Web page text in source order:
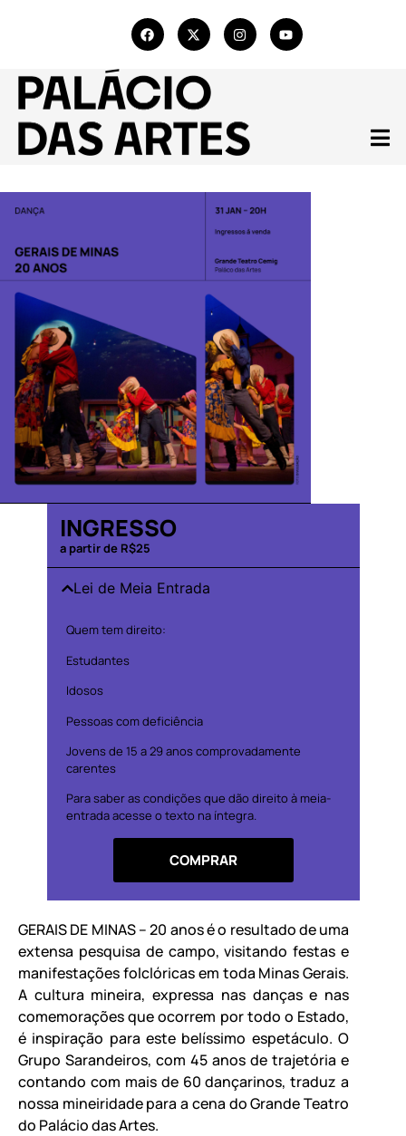
INGRESSO
a partir de R$25
Lei de Meia Entrada
Quem tem direito:
Estudantes
Idosos
Pessoas com deficiência
Jovens de 15 a 29 anos comprovadamente
carentes
Para saber as condições que dão direito à meia-
entrada acesse o texto na íntegra.
COMPRAR
GERAIS DE MINAS – 20 anos é o resultado de uma
extensa pesquisa de campo, visitando festas e
manifestações folclóricas em toda Minas Gerais.
A cultura mineira, expressa nas danças e nas
comemorações que ocorrem por todo o Estado,
é inspiração para este belíssimo espetáculo. O
Grupo Sarandeiros, com 45 anos de trajetória e
contando com mais de 60 dançarinos, traduz a
nossa mineiridade para a cena do Grande Teatro
do Palácio das Artes.